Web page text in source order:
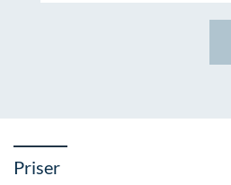
Priser